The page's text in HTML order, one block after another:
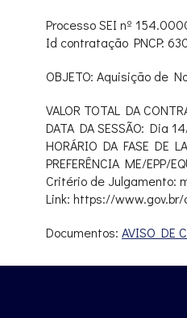
Processo SEI nº
Id contratação PNCP:
OBJETO: Aquisição de
VALOR TOTAL DA
DATA DA SESSÃO: Dia
HORÁRIO DA FASE DE
PREFERÊNCIA ME/EPP/
Critério de Julgamento:
Link: https://
Documentos: AVISO DE